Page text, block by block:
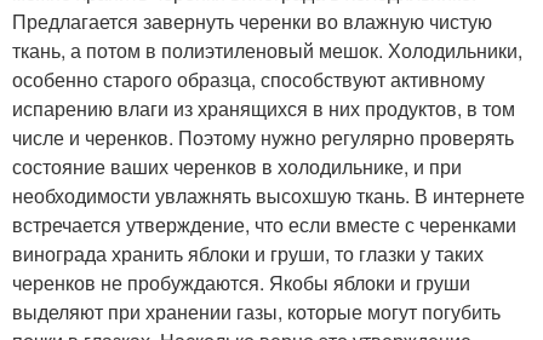
Предлагается завернуть черенки во влажную чистую
ткань, а потом в полиэтиленовый мешок. Холодильники,
особенно старого образца, способствуют активному
испарению влаги из хранящихся в них продуктов, в том
числе и черенков. Поэтому нужно регулярно проверять
состояние ваших черенков в холодильнике, и при
необходимости увлажнять высохшую ткань. В интернете
встречается утверждение, что если вместе с черенками
винограда хранить яблоки и груши, то глазки у таких
черенков не пробуждаются. Якобы яблоки и груши
выделяют при хранении газы, которые могут погубить